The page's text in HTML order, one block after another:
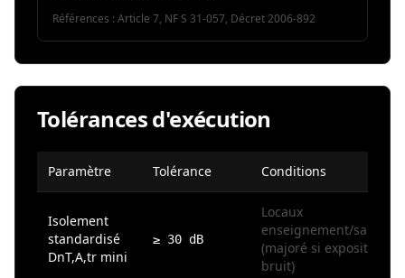
Références : Article 7, NF S 31-057, Décret 2006-892
Tolérances d'exécution
Paramètre Tolérance Conditions
Isolement
standardisé
DnT,A,tr mini
≥ 30 dB
Locaux
enseignement/santé
(majoré si exposition
bruit)